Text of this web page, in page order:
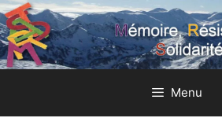
Aller
au
contenu
Menu